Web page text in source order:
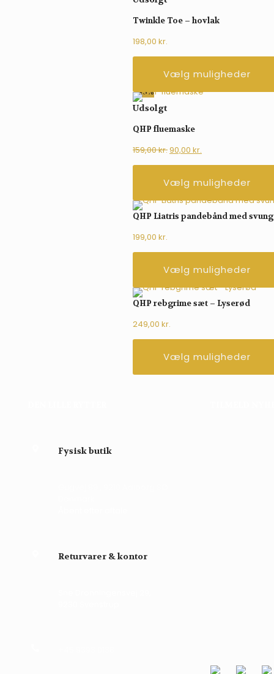
Twinkle Toe – hovlak
198,00 kr.
Vælg muligheder
-43%
Udsolgt
QHP fluemaske
159,00kr.Den
var:
90,00 kr.
er:
Vælg muligheder
QHP Liatris pandebånd med svung
199,00 kr.
Vælg muligheder
QHP rebgrime sæt – Lyserød
249,00 kr.
Vælg muligheder
Fysisk butik
Returvarer & kontor